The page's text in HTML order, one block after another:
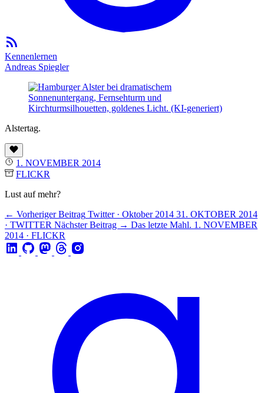
Kennenlernen
Andreas Spiegler
Alstertag.
1. NOVEMBER 2014
FLICKR
Lust auf mehr?
← Vorheriger Beitrag Twitter · Oktober 2014 31. OKTOBER 2014
· TWITTER Nächster Beitrag → Das letzte Mahl. 1. NOVEMBER
2014 · FLICKR